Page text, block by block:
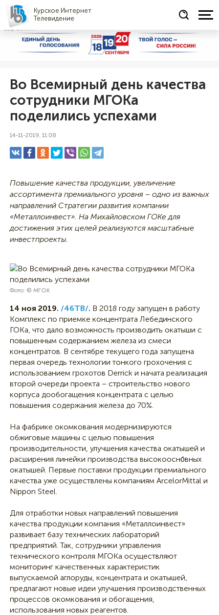
Курское Интернет
Телевидение
СОЦРЕКЛАМА
Во Всемирный день качества
сотрудники МГОКа
поделились успехами
14-11-2019, 11:08
Повышение качества продукции, увеличение
ассортимента премиального уровня – одно из важных
направлений Стратегии развития компании
«Металлоинвест». На Михайловском ГОКе для
достижения этих целей реализуются масштабные
инвестпроекты.
Фото: © МГОК
14 ноя 2019. /46ТВ/. В 2018 году запущен в работу
Комплекс по приемке концентрата Лебединского
ГОКа, что дало возможность производить окатыши с
повышенным содержанием железа из смеси
концентратов. В сентябре текущего года запущена
первая очередь технологии тонкого грохочения с
использованием грохотов Derrick и начата реализация
второй очереди проекта – строительство нового
корпуса дообогащения концентрата с целью
повышения содержания железа до 70%.
На фабрике окомкования модернизируются
обжиговые машины с целью повышения
производительности, улучшения качества окатышей и
расширения линейки производства высокоосно́вных
окатышей. Первые поставки продукции премиального
качества уже осуществлены компаниям ArcelorMittal и
Nippon Steel.
Для отработки новых направлений повышения
качества продукции компания «Металлоинвест»
развивает базу технических лабораторий
предприятий. Так, сотрудники управления
технического контроля МГОКа осуществляют
мониторинг качественных характеристик
выпускаемой аглоруды, концентрата и окатышей,
предлагают новые идеи улучшения производственных
процессов окомкования и обогащения,
использования новых реагентов.